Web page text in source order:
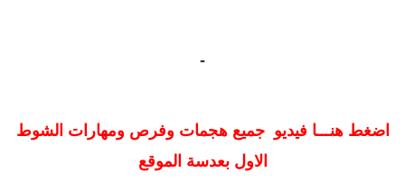
-
اضغط هنـــا فيديو جميع هجمات وفرص ومهارات الشوط
الاول بعدسة الموقع